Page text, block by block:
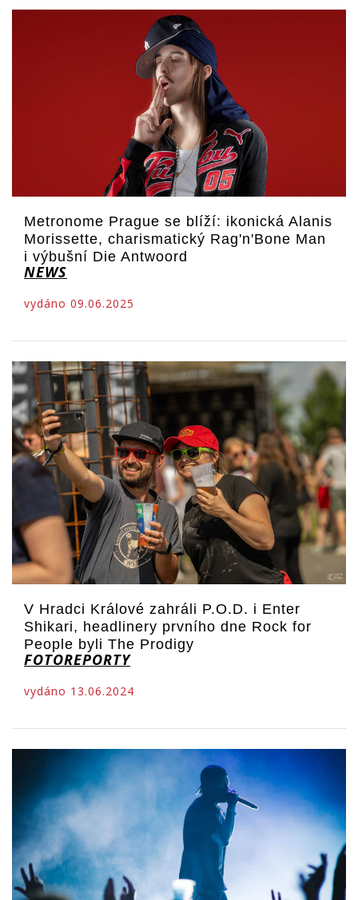
Metronome Prague se blíží: ikonická Alanis
Morissette, charismatický Rag'n'Bone Man
i výbušní Die Antwoord
NEWS
vydáno 09.06.2025
V Hradci Králové zahráli P.O.D. i Enter
Shikari, headlinery prvního dne Rock for
People byli The Prodigy
FOTOREPORTY
vydáno 13.06.2024